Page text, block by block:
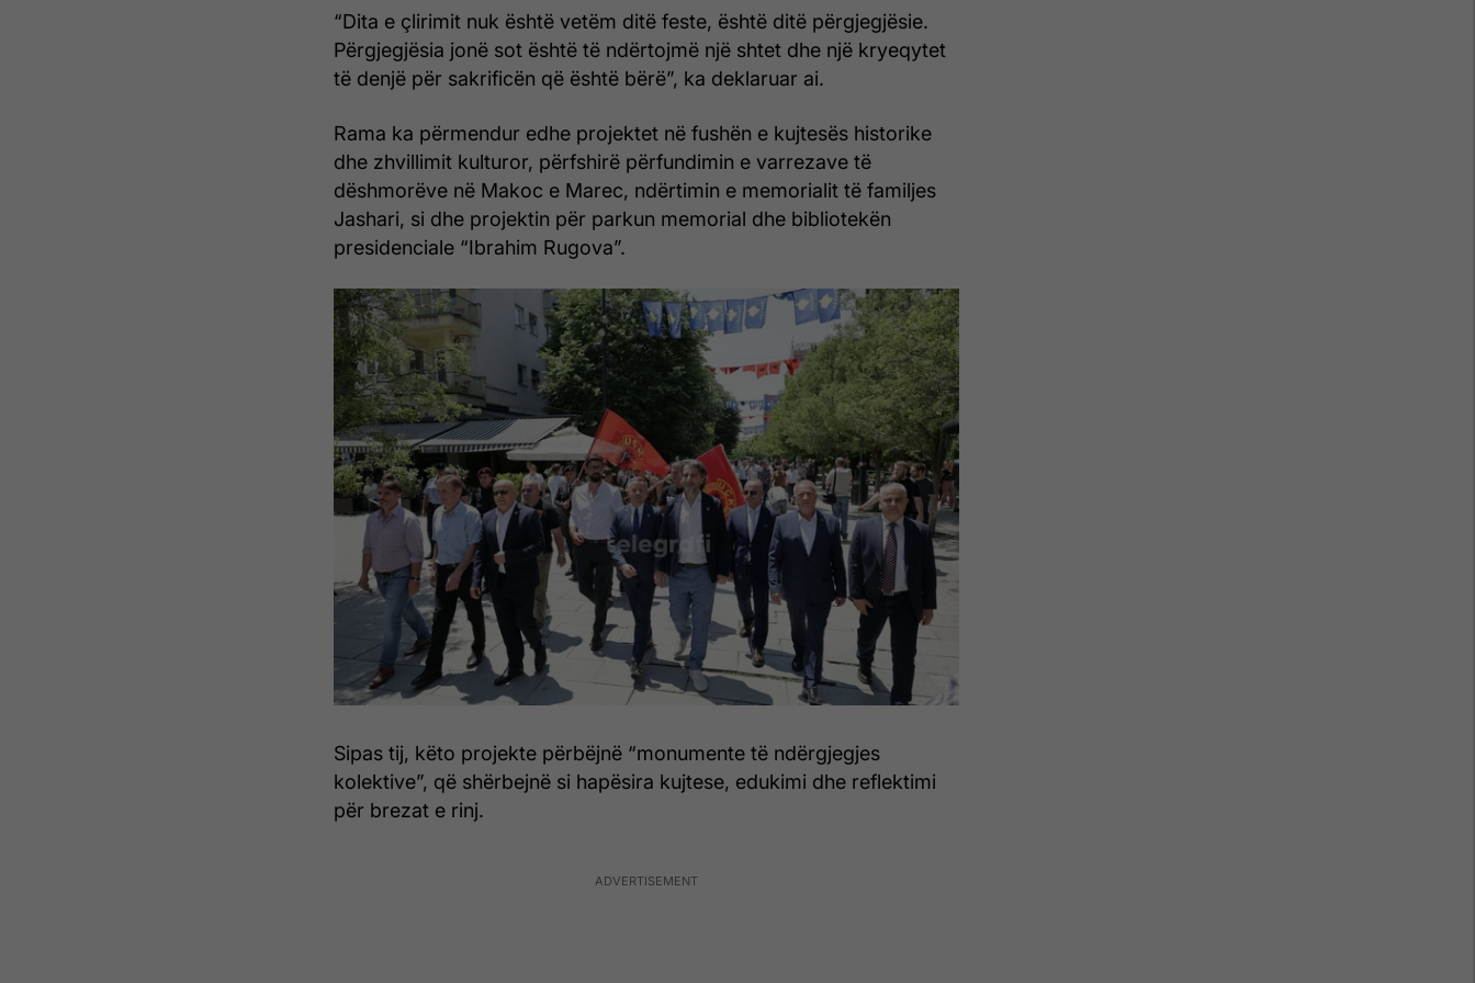
“Dita e çlirimit nuk është vetëm ditë feste, është ditë përgjegjësie.
Përgjegjësia jonë sot është të ndërtojmë një shtet dhe një kryeqytet
të denjë për sakrificën që është bërë”, ka deklaruar ai.
Rama ka përmendur edhe projektet në fushën e kujtesës historike
dhe zhvillimit kulturor, përfshirë përfundimin e varrezave të
dëshmorëve në Makoc e Marec, ndërtimin e memorialit të familjes
Jashari, si dhe projektin për parkun memorial dhe bibliotekën
presidenciale “Ibrahim Rugova”.
Sipas tij, këto projekte përbëjnë “monumente të ndërgjegjes
kolektive”, që shërbejnë si hapësira kujtese, edukimi dhe reflektimi
për brezat e rinj.